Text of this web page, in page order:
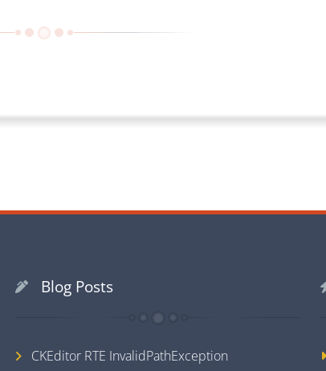
Blog Posts
CKEditor RTE InvalidPathException